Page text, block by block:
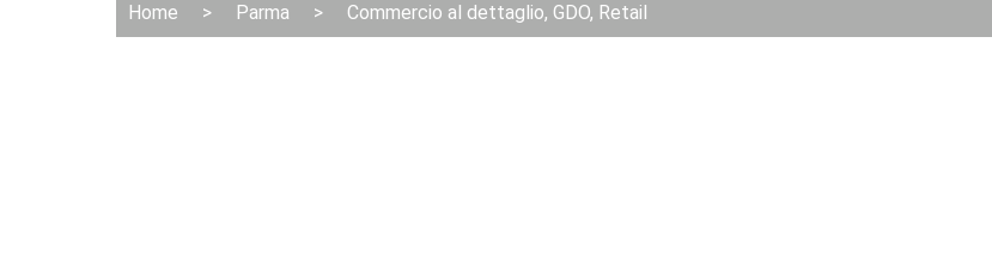
Home > Parma > Commercio al dettaglio, GDO, Retail